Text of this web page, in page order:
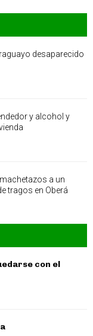
desaparecido
y alcohol y
a un
tragos en Oberá
con el